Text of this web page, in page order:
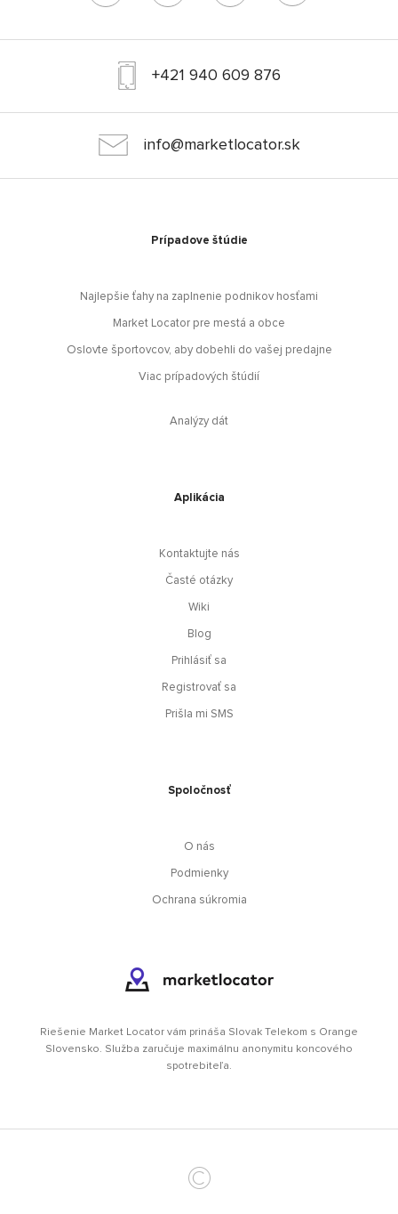
+421 940 609 876
info@marketlocator.sk
Prípadove štúdie
Najlepšie ťahy na zaplnenie podnikov hosťami
Market Locator pre mestá a obce
Oslovte športovcov, aby dobehli do vašej predajne
Viac prípadových štúdií
Analýzy dát
Aplikácia
Kontaktujte nás
Časté otázky
Wiki
Blog
Prihlásiť sa
Registrovať sa
Prišla mi SMS
Spoločnosť
O nás
Podmienky
Ochrana súkromia
Riešenie Market Locator vám prináša Slovak Telekom s Orange
Slovensko. Služba zaručuje maximálnu anonymitu koncového
spotrebiteľa.
©